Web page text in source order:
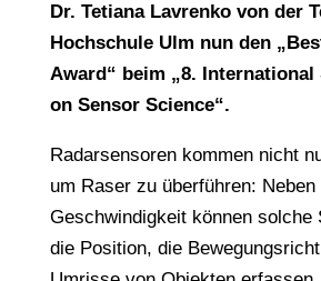
Dr. Tetiana Lavrenko von der
Hochschule Ulm nun den
Award“ beim „8. International
on Sensor Science“.
Radarsensoren kommen nicht
um Raser zu überführen: Neben
Geschwindigkeit können solche
die Position, die